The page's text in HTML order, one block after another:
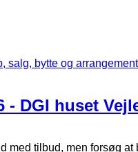
salg, bytte og
- DGI huset
tilbud, men forsøg